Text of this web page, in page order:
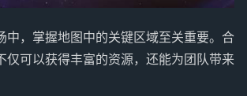
中，掌握地图中的关键区域至关重要。合
仅可以获得丰富的资源，还能为团队带来